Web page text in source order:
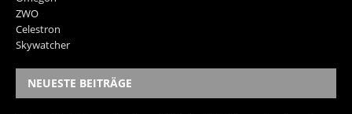
ZWO
Celestron
Skywatcher
NEUESTE BEITRÄGE